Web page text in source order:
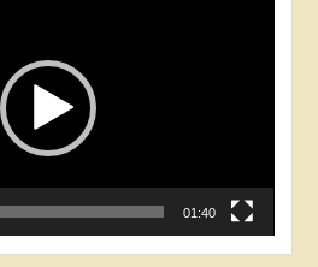
01:40